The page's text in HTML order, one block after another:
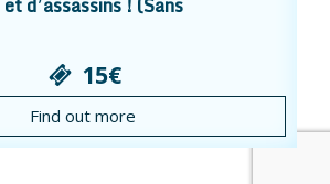
d’assassins ! (Sans
15€
Find out more